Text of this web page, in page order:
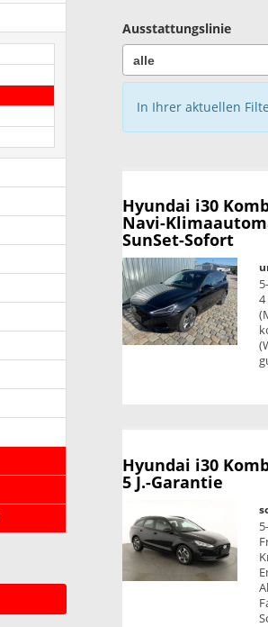
Ausstattungslinie
In Ihrer aktuellen
Hyundai i30
Navi-
SunSet-Sofort
Hyundai i30
5 J.-Garantie